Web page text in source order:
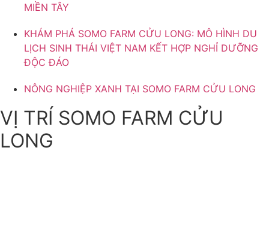
MIỀN TÂY
KHÁM PHÁ SOMO FARM CỬU LONG: MÔ HÌNH DU
LỊCH SINH THÁI VIỆT NAM KẾT HỢP NGHỈ DƯỠNG
ĐỘC ĐÁO
NÔNG NGHIỆP XANH TẠI SOMO FARM CỬU LONG
VỊ TRÍ SOMO FARM CỬU
LONG